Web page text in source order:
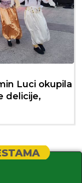
Luci okupila
delicije,